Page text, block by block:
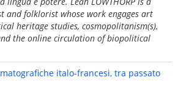
and folklorist whose work engages art
heritage studies, cosmopolitanism(s),
the online circulation of biopolitical
italo-francesi, tra passato